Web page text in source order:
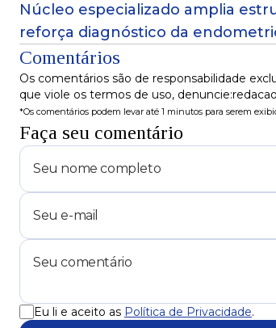
Núcleo especializado amplia
reforça diagnóstico da
capital!
Comentários
Os comentários são de responsabilidade
que viole os termos de uso,
*Os comentários podem levar até 1 minutos para serem
Faça seu comentário
Eu li e aceito as Política de Privacidade.